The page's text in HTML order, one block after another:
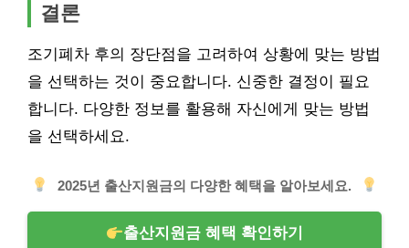
결론
조기폐차 후의 장단점을 고려하여 상황에 맞는 방법
을 선택하는 것이 중요합니다. 신중한 결정이 필요
합니다. 다양한 정보를 활용해 자신에게 맞는 방법
을 선택하세요.
2025년 출산지원금의 다양한 혜택을 알아보세요.
출산지원금 혜택 확인하기